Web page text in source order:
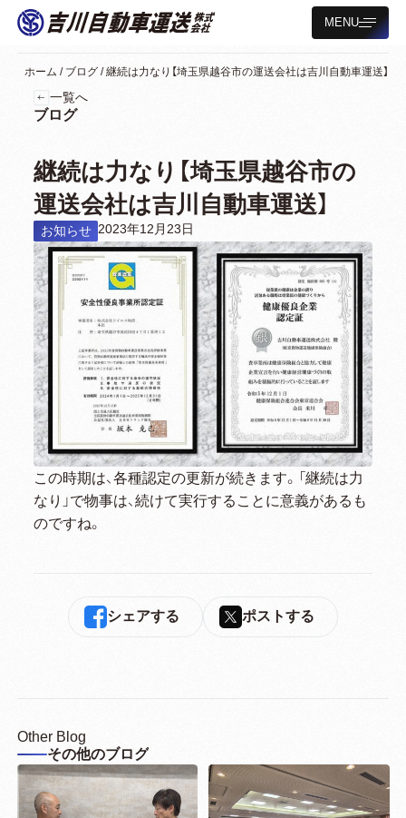
MENU
ホーム / ブログ /継続は力なり【埼玉県越谷市の運送会社は吉川自動車運送】
一覧へ
ブログ
継続は力なり【埼玉県越谷市の
運送会社は吉川自動車運送】
お知らせ 2023年12月23日
この時期は、各種認定の更新が続きます。「継続は力
なり」で物事は、続けて実行することに意義があるも
のですね。
シェアする ポストする
その他のブログ
Other Blog